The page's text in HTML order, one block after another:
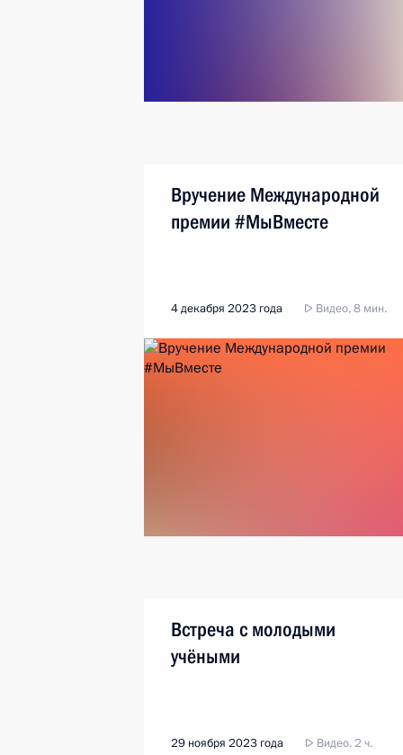
Вручение Международной
премии #МыВместе
4 декабря 2023 года Видео, 8 мин.
Встреча с молодыми
учёными
29 ноября 2023 года Видео, 2 ч.